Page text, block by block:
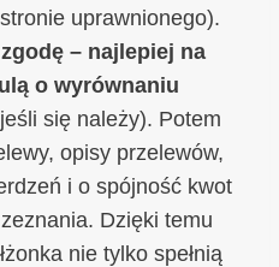
uprawnionego).
– najlepiej na
o wyrównaniu
się należy). Potem
opisy przelewów,
i o spójność kwot
Dzięki temu
nie tylko spełnią